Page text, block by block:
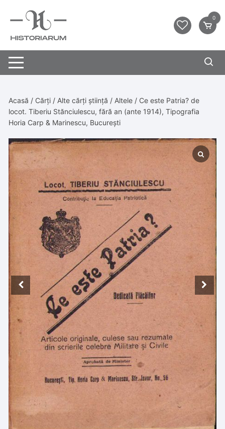
0
Acasă / Cărți / Alte cărți știință / Altele / Ce este Patria? de
locot. Tiberiu Stănciulescu, fără an (ante 1914), Tipografia
Horia Carp & Marinescu, București